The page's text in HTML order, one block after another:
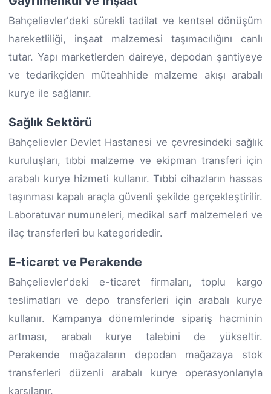
Bahçelievler'deki sürekli tadilat ve kentsel dönüşüm
hareketliliği, inşaat malzemesi taşımacılığını canlı
tutar. Yapı marketlerden daireye, depodan şantiyeye
ve tedarikçiden müteahhide malzeme akışı arabalı
kurye ile sağlanır.
Sağlık Sektörü
Bahçelievler Devlet Hastanesi ve çevresindeki sağlık
kuruluşları, tıbbi malzeme ve ekipman transferi için
arabalı kurye hizmeti kullanır. Tıbbi cihazların hassas
taşınması kapalı araçla güvenli şekilde gerçekleştirilir.
Laboratuvar numuneleri, medikal sarf malzemeleri ve
ilaç transferleri bu kategoridedir.
E-ticaret ve Perakende
Bahçelievler'deki e-ticaret firmaları, toplu kargo
teslimatları ve depo transferleri için arabalı kurye
kullanır. Kampanya dönemlerinde sipariş hacminin
artması, arabalı kurye talebini de yükseltir.
Perakende mağazaların depodan mağazaya stok
transferleri düzenli arabalı kurye operasyonlarıyla
karşılanır.